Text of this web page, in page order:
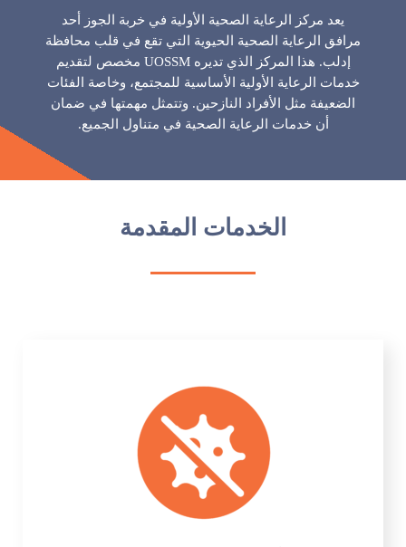
يعد مركز الرعاية الصحية الأولية في خربة الجوز أحد
مرافق الرعاية الصحية الحيوية التي تقع في قلب محافظة
إدلب. هذا المركز الذي تديره UOSSM مخصص لتقديم
خدمات الرعاية الأولية الأساسية للمجتمع، وخاصة الفئات
الضعيفة مثل الأفراد النازحين. وتتمثل مهمتها في ضمان
أن خدمات الرعاية الصحية في متناول الجميع.
الخدمات المقدمة